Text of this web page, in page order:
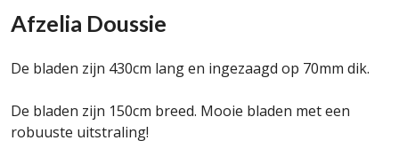
Afzelia Doussie
De bladen zijn 430cm lang en ingezaagd op 70mm dik.
De bladen zijn 150cm breed. Mooie bladen met een
robuuste uitstraling!